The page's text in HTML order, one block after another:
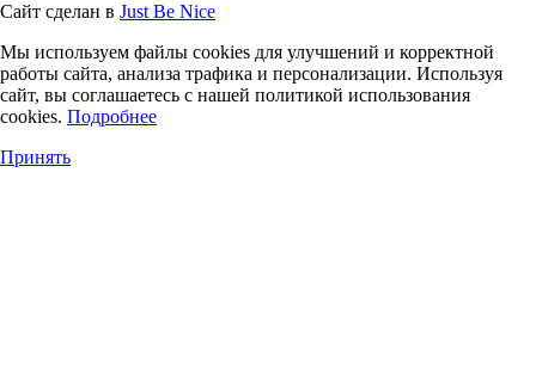
Сайт сделан в Just Be Nice
Мы используем файлы cookies для улучшений и корректной
работы сайта, анализа трафика и персонализации. Используя
сайт, вы соглашаетесь с нашей политикой использования
cookies. Подробнее
Принять